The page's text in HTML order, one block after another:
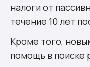
налоги от
течение 10 лет
Кроме того,
помощь в поиске